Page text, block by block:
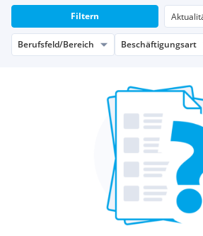
Filtern
Berufsfeld/Bereich Beschäftigungsart